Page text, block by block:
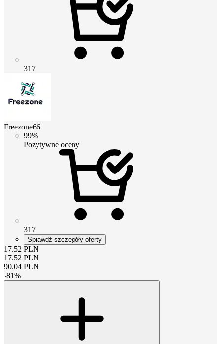
317
Freezone66
99%
Pozytywne oceny
317
Sprawdź szczegóły oferty
17.52 PLN
17.52 PLN
90.04 PLN
-81%